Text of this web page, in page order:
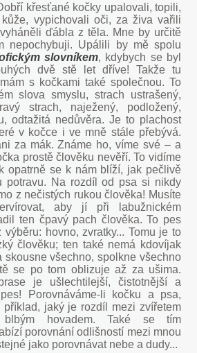
křesťané kočky upalovali, topili,
vypichovali oči, za živa vařili
ďábla z těla. Mne by určitě
nepochybuji. Upálili by mě spolu
slovníkem, kdybych se byl
dvě stě let dříve! Takže tu
s kočkami také společnou. To
slova smyslu, strach ustrašený,
strach, naježený, podložený,
odtažitá nedůvěra. Je to plachost
v kočce i ve mně stále přebývá.
za mák. Známe ho, víme své – a
prostě člověku nevěří. To vidíme
opatrně se k nám blíží, jak pečlivě
potravu. Na rozdíl od psa si nikdy
z nečistých rukou člověka! Musíte
aby jí při labužnickém
ten čpavý pach člověka. To pes
hovno, zvratky... Tomu je to
člověku; ten také nemá kdovíjak
skousne všechno, spolkne všechno
se po tom oblizuje až za ušima.
je ušlechtilejší, čistotnější a
Porovnáváme-li kočku a psa,
příklad, jaký je rozdíl mezi zvířetem
blbým hovadem. Také se tím
porovnání odlišností mezi mnou
jako porovnávat nebe a dudy...